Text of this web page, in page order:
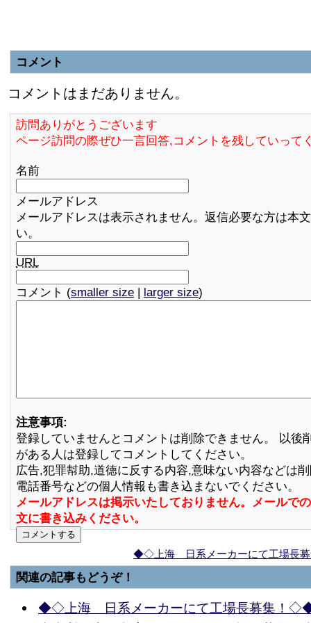
コメント
コメントはまだありません。
訪問ありがとうございます
ページ訪問の際ぜひ一言回答,コメントを残していって
名前
メールアドレス
メールアドレスは表示されません。返信必要な方は本
い。
URL
コメント (smaller size | larger size)
注意事項:
登録していませんとコメントは削除できません。 以後
がある人は登録してコメントしてください。
広告,犯罪幇助,道徳に反する内容,意味ない内容などは
電話番号などの個人情報も書き込まないでください。
メールアドレスは掲示いたしておりません。メールで
文に書き込みください。
◆◇上海 日系メーカーにて工場長
関連の記事もどうぞ！
◆◇上海 日系メーカーにて工場長募集！